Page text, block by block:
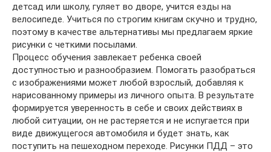
детсад или школу, гуляет во дворе, учится езды на
велосипеде. Учиться по строгим книгам скучно и трудно,
поэтому в качестве альтернативы мы предлагаем яркие
рисунки с четкими посылами.
Процесс обучения завлекает ребенка своей
доступностью и разнообразием. Помогать разобраться
с изображениями может любой взрослый, добавляя к
нарисованному примеры из личного опыта. В результате
формируется уверенность в себе и своих действиях в
любой ситуации, он не растеряется и не испугается при
виде движущегося автомобиля и будет знать, как
поступить на пешеходном переходе. Рисунки ПДД – это